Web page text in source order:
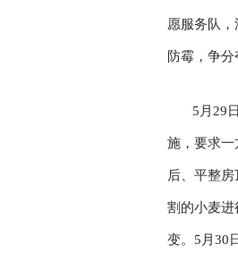
愿服务队
防霉，争分
5月29
施，要求一
后、平整
割的小麦
变。5月30